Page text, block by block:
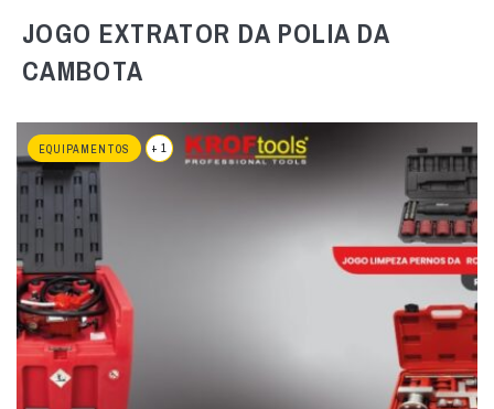
JOGO EXTRATOR DA POLIA DA
CAMBOTA
EQUIPAMENTOS + 1